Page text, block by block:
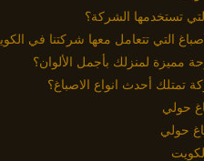
تستخدمها الشركة؟
التي تتعامل معها شركتنا في
مميزة لمنزلك بأجمل الألوان؟
أحدث انواع الاصباغ؟
حولي
حولي